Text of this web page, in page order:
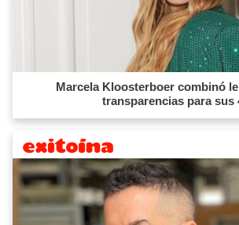
Marcela Kloosterboer combinó
transparencias para sus